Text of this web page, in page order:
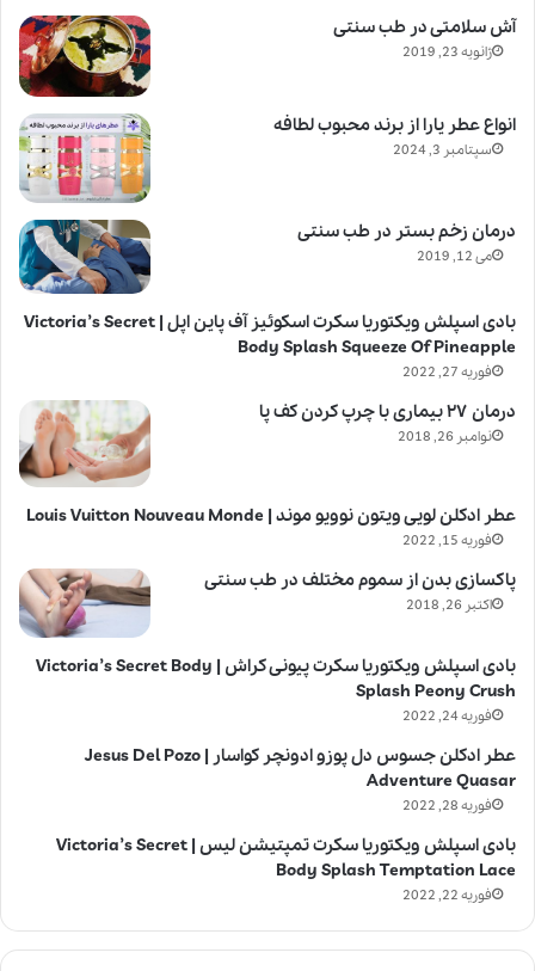
آش سلامتی در طب سنتی
ژانویه 23, 2019
انواع عطر یارا از برند محبوب لطافه
سپتامبر 3, 2024
درمان زخم بستر در طب سنتی
می 12, 2019
بادی اسپلش ویکتوریا سکرت اسکوئیز آف پاین اپل | Victoria’s Secret
Body Splash Squeeze Of Pineapple
فوریه 27, 2022
درمان ۲۷ بیماری با چرپ کردن کف پا
نوامبر 26, 2018
عطر ادکلن لویی ویتون نوویو موند | Louis Vuitton Nouveau Monde
فوریه 15, 2022
پاکسازی بدن از سموم مختلف در طب سنتی
اکتبر 26, 2018
بادی اسپلش ویکتوریا سکرت پیونی کراش | Victoria’s Secret Body
Splash Peony Crush
فوریه 24, 2022
عطر ادکلن جسوس دل پوزو ادونچر کواسار | Jesus Del Pozo
Adventure Quasar
فوریه 28, 2022
بادی اسپلش ویکتوریا سکرت تمپتیشن لیس | Victoria’s Secret
Body Splash Temptation Lace
فوریه 22, 2022